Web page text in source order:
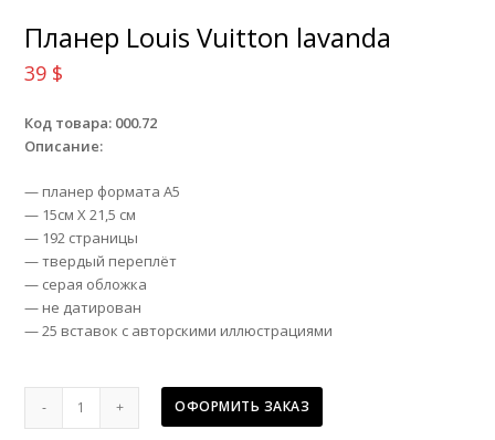
Планер Louis Vuitton lavanda
39 $
Код товара: 000.72
Описание:
— планер формата А5
— 15см Х 21,5 см
— 192 страницы
— твердый переплёт
— серая обложка
— не датирован
— 25 вставок с авторскими иллюстрациями
Планер
ОФОРМИТЬ ЗАКАЗ